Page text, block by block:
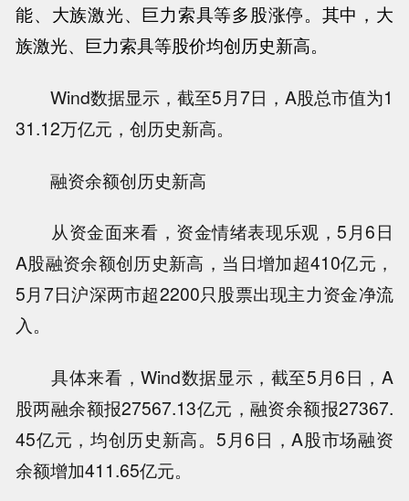
能、 大族激光、 巨力索具等多股涨停。其中，大
族激光、巨力索具等股价均创历史新高。
Wind数据显示，截至5月7日，A股总市值为1
31.12万亿元，创历史新高。
融资余额创历史新高
从资金面来看，资金情绪表现乐观，5月6日
A股融资余额创历史新高，当日增加超410亿元，
5月7日沪深两市超2200只股票出现主力资金净流
入。
具体来看，Wind数据显示，截至5月6日，A
股两融余额报27567.13亿元，融资余额报27367.
45亿元，均创历史新高。5月6日，A股市场融资
余额增加411.65亿元。